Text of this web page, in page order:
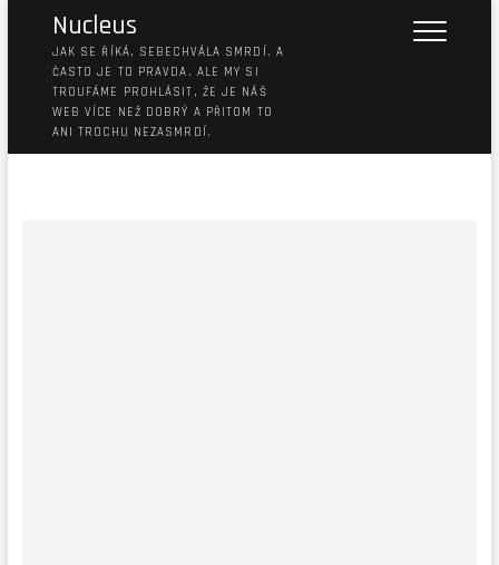
Nucleus
JAK SE ŘÍKÁ, SEBECHVÁLA SMRDÍ. A
ČASTO JE TO PRAVDA. ALE MY SI
TROUFÁME PROHLÁSIT, ŽE JE NÁŠ
WEB VÍCE NEŽ DOBRÝ A PŘITOM TO
ANI TROCHU NEZASMRDÍ.